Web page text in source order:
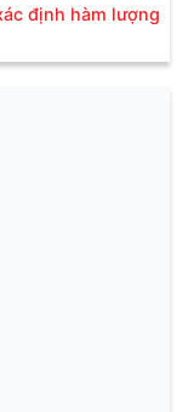
định hàm lượng